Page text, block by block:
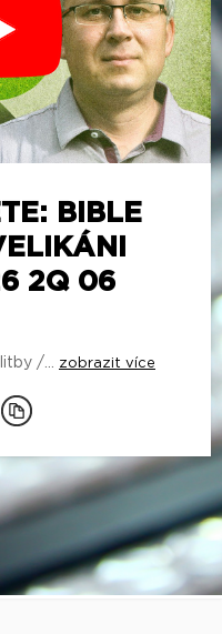
BIBLE
2Q 06
/... zobrazit více